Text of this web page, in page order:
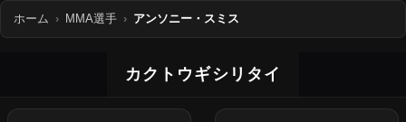
ホーム MMA選手 アンソニー・スミス
カクトウギシリタイ